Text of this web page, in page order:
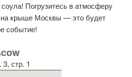
Погрузитесь в атмосферу
на крыше Москвы — это будет
событие!
стр. 1